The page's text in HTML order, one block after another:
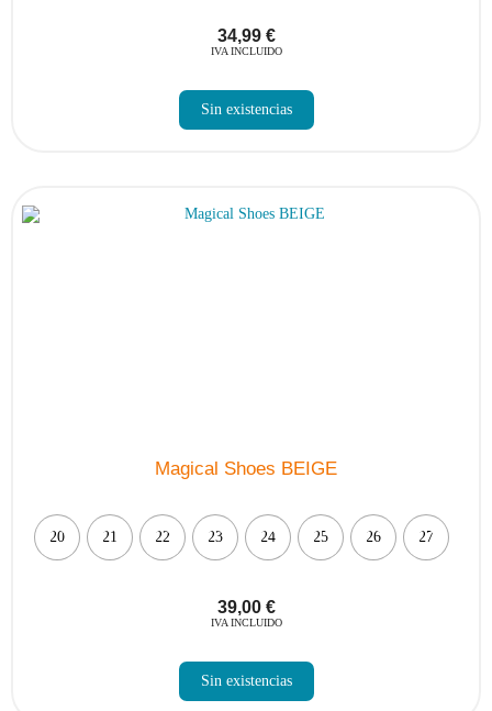
34,99 €
IVA INCLUIDO
Sin existencias
Magical Shoes BEIGE
20 21 22 23 24 25 26 27
39,00 €
IVA INCLUIDO
Sin existencias